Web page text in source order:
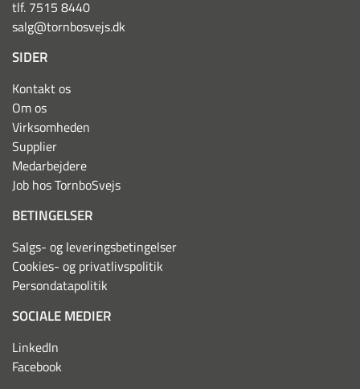
tlf. 7515 8440
salg@tornbosvejs.dk
SIDER
Kontakt os
Om os
Virksomheden
Supplier
Medarbejdere
Job hos TornboSvejs
BETINGELSER
Salgs- og leveringsbetingelser
Cookies- og privatlivspolitik
Persondatapolitik
SOCIALE MEDIER
LinkedIn
Facebook